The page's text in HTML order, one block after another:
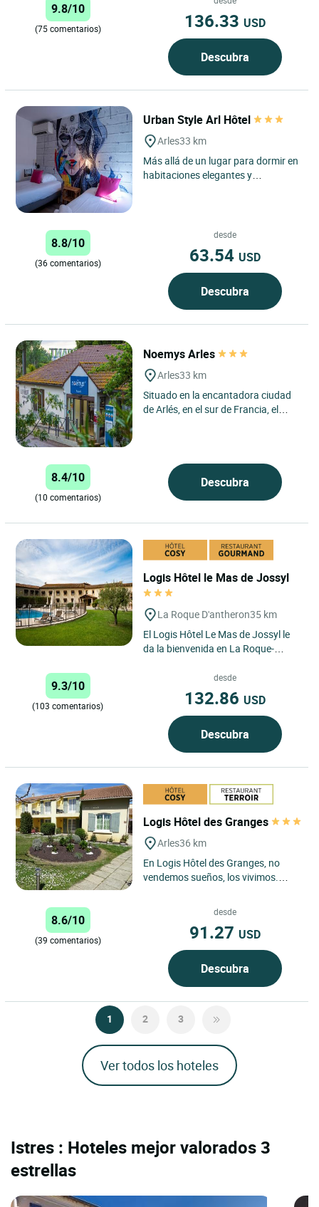
9.8/10
(75 comentarios) 136.33 USD
Descubra
Urban Style Arl Hôtel
Arles33 km
Más allá de un lugar para dormir en
habitaciones elegantes y
8.8/10
(36 comentarios)
desde
63.54 USD
Descubra
Noemys Arles
Arles33 km
Situado en la encantadora ciudad
de Arlés, en el sur de Francia, el
8.4/10
(10 comentarios)
Descubra
Logis Hôtel le Mas de Jossyl
La Roque D'antheron35 km
El Logis Hôtel Le Mas de Jossyl le
da la bienvenida en La Roque-
Bouches-du-Rhône, para...
9.3/10
(103 comentarios)
desde
132.86 USD
Descubra
Logis Hôtel des Granges
Arles36 km
En Logis Hôtel des Granges, no
vendemos sueños, los vivimos.
8.6/10
(39 comentarios)
desde
91.27 USD
Descubra
1 2 3
Ver todos los hoteles
Istres : Hoteles mejor valorados 3
estrellas